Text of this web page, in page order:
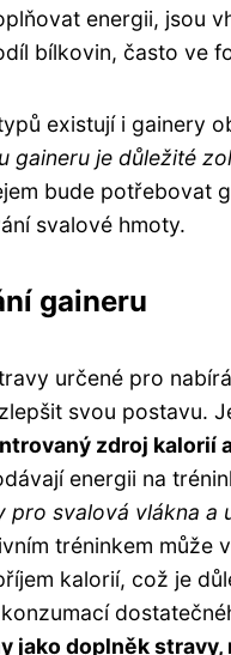
energii, jsou
bílkovin, často ve
existují i gainery
gaineru je důležité
bude potřebovat
svalové hmoty.
gaineru
určené pro
svou postavu.
zdroj kalorií
energii na
pro svalová vlákna a
tréninkem může
kalorií, což je
jako doplněk